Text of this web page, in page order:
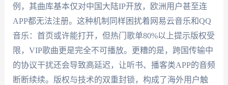
例，其曲库基本仅对中国大陆IP开放，欧洲用户甚至连
APP都无法注册。这种机制同样困扰着网易云音乐和QQ
音乐：首页或许能打开，但热门歌单80%以上提示版权受
限，VIP歌曲更是完全不可播放。更糟的是，跨国传输中
的协议干扰还会导致高延迟，让听书、播客类APP的音频
断断续续。版权与技术的双重封锁，构成了海外用户触